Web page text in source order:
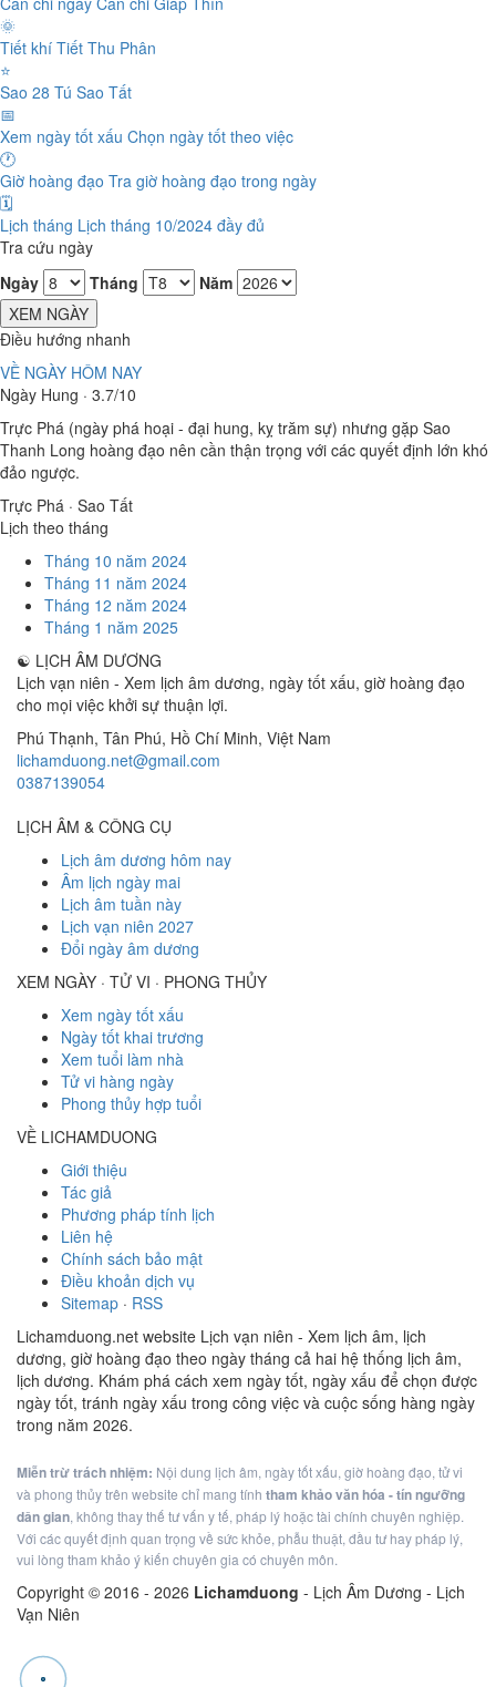
🌞
Tiết khí Tiết Thu Phân
⭐
Sao 28 Tú Sao Tất
📅
Xem ngày tốt xấu Chọn ngày tốt theo việc
🕐
Giờ hoàng đạo Tra giờ hoàng đạo trong ngày
🗓️
Lịch tháng Lịch tháng 10/2024 đầy đủ
Tra cứu ngày
Ngày
Tháng
Năm
XEM NGÀY
Điều hướng nhanh
VỀ NGÀY HÔM NAY
Ngày Hung · 3.7/10
Trực Phá (ngày phá hoại - đại hung, kỵ trăm sự) nhưng gặp Sao
Thanh Long hoàng đạo nên cần thận trọng với các quyết định lớn khó
đảo ngược.
Trực Phá · Sao Tất
Lịch theo tháng
Tháng 10 năm 2024
Tháng 11 năm 2024
Tháng 12 năm 2024
Tháng 1 năm 2025
☯ LỊCH ÂM DƯƠNG
Lịch vạn niên - Xem lịch âm dương, ngày tốt xấu, giờ hoàng đạo
cho mọi việc khởi sự thuận lợi.
Phú Thạnh, Tân Phú, Hồ Chí Minh, Việt Nam
lichamduong.net@gmail.com
0387139054
LỊCH ÂM & CÔNG CỤ
Lịch âm dương hôm nay
Âm lịch ngày mai
Lịch âm tuần này
Lịch vạn niên 2027
Đổi ngày âm dương
XEM NGÀY · TỬ VI · PHONG THỦY
Xem ngày tốt xấu
Ngày tốt khai trương
Xem tuổi làm nhà
Tử vi hàng ngày
Phong thủy hợp tuổi
VỀ LICHAMDUONG
Giới thiệu
Tác giả
Phương pháp tính lịch
Liên hệ
Chính sách bảo mật
Điều khoản dịch vụ
Sitemap · RSS
Lichamduong.net website Lịch vạn niên - Xem lịch âm, lịch
dương, giờ hoàng đạo theo ngày tháng cả hai hệ thống lịch âm,
lịch dương. Khám phá cách xem ngày tốt, ngày xấu để chọn được
ngày tốt, tránh ngày xấu trong công việc và cuộc sống hàng ngày
trong năm 2026.
Miễn trừ trách nhiệm: Nội dung lịch âm, ngày tốt xấu, giờ hoàng đạo, tử vi
và phong thủy trên website chỉ mang tính tham khảo văn hóa - tín ngưỡng
dân gian, không thay thế tư vấn y tế, pháp lý hoặc tài chính chuyên nghiệp.
Với các quyết định quan trọng về sức khỏe, phẫu thuật, đầu tư hay pháp lý,
vui lòng tham khảo ý kiến chuyên gia có chuyên môn.
Copyright © 2016 - 2026 Lichamduong - Lịch Âm Dương - Lịch
Vạn Niên